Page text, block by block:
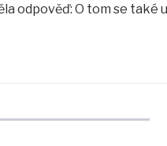
odpověď: O tom se také